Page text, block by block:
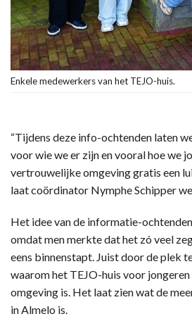
Enkele medewerkers van het TEJO-huis.
“Tijdens deze info-ochtenden laten
voor wie we er zijn en vooral hoe we
vertrouwelijke omgeving gratis een
laat coördinator Nymphe Schipper
Het idee van de informatie-
omdat men merkte dat het zó veel
eens binnenstapt. Juist door de plek
waarom het TEJO-huis voor jongeren
omgeving is. Het laat zien wat de
in Almelo is.